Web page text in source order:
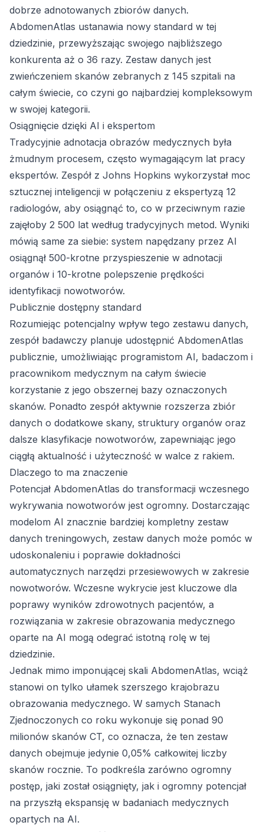
dobrze adnotowanych zbiorów danych.
AbdomenAtlas ustanawia nowy standard w tej
dziedzinie, przewyższając swojego najbliższego
konkurenta aż o 36 razy. Zestaw danych jest
zwieńczeniem skanów zebranych z 145 szpitali na
całym świecie, co czyni go najbardziej kompleksowym
w swojej kategorii.
Osiągnięcie dzięki AI i ekspertom
Tradycyjnie adnotacja obrazów medycznych była
żmudnym procesem, często wymagającym lat pracy
ekspertów. Zespół z Johns Hopkins wykorzystał moc
sztucznej inteligencji w połączeniu z ekspertyzą 12
radiologów, aby osiągnąć to, co w przeciwnym razie
zajęłoby 2 500 lat według tradycyjnych metod. Wyniki
mówią same za siebie: system napędzany przez AI
osiągnął 500-krotne przyspieszenie w adnotacji
organów i 10-krotne polepszenie prędkości
identyfikacji nowotworów.
Publicznie dostępny standard
Rozumiejąc potencjalny wpływ tego zestawu danych,
zespół badawczy planuje udostępnić AbdomenAtlas
publicznie, umożliwiając programistom AI, badaczom i
pracownikom medycznym na całym świecie
korzystanie z jego obszernej bazy oznaczonych
skanów. Ponadto zespół aktywnie rozszerza zbiór
danych o dodatkowe skany, struktury organów oraz
dalsze klasyfikacje nowotworów, zapewniając jego
ciągłą aktualność i użyteczność w walce z rakiem.
Dlaczego to ma znaczenie
Potencjał AbdomenAtlas do transformacji wczesnego
wykrywania nowotworów jest ogromny. Dostarczając
modelom AI znacznie bardziej kompletny zestaw
danych treningowych, zestaw danych może pomóc w
udoskonaleniu i poprawie dokładności
automatycznych narzędzi przesiewowych w zakresie
nowotworów. Wczesne wykrycie jest kluczowe dla
poprawy wyników zdrowotnych pacjentów, a
rozwiązania w zakresie obrazowania medycznego
oparte na AI mogą odegrać istotną rolę w tej
dziedzinie.
Jednak mimo imponującej skali AbdomenAtlas, wciąż
stanowi on tylko ułamek szerszego krajobrazu
obrazowania medycznego. W samych Stanach
Zjednoczonych co roku wykonuje się ponad 90
milionów skanów CT, co oznacza, że ten zestaw
danych obejmuje jedynie 0,05% całkowitej liczby
skanów rocznie. To podkreśla zarówno ogromny
postęp, jaki został osiągnięty, jak i ogromny potencjał
na przyszłą ekspansję w badaniach medycznych
opartych na AI.